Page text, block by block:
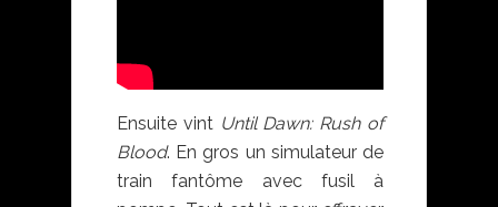
Ensuite vint Until Dawn: Rush of
Blood. En gros un simulateur de
train fantôme avec fusil à